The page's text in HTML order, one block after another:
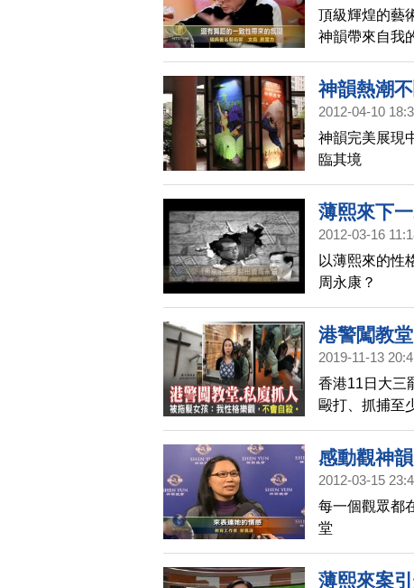
頂級輝煌的藝
神韻帶來自我
神韻熱潮
2012-04-10
神韻完美展現
臨其境
薄熙來下
2012-03-16
以薄熙來的性
周永康？
港警闖教
2019-11-13
香港11日大三
毆打、抓捕至
主教香港教區
捕。最近，香
抓捕，留下一
感動觀神
2012-03-15
每一個觀眾都
堂
薄熙來案